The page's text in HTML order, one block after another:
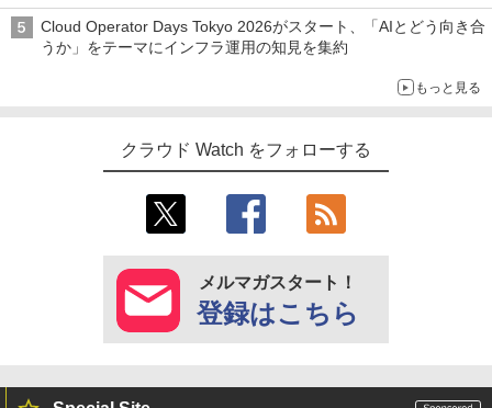
Cloud Operator Days Tokyo 2026がスタート、「AIとどう向き合
うか」をテーマにインフラ運用の知見を集約
もっと見る
クラウド Watch をフォローする
メルマガスタート！
登録はこちら